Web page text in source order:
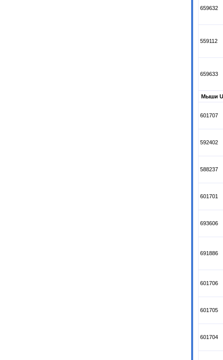
659632
559112
659633
Мыши
601707
592402
588237
601701
693606
691886
601706
601705
601704